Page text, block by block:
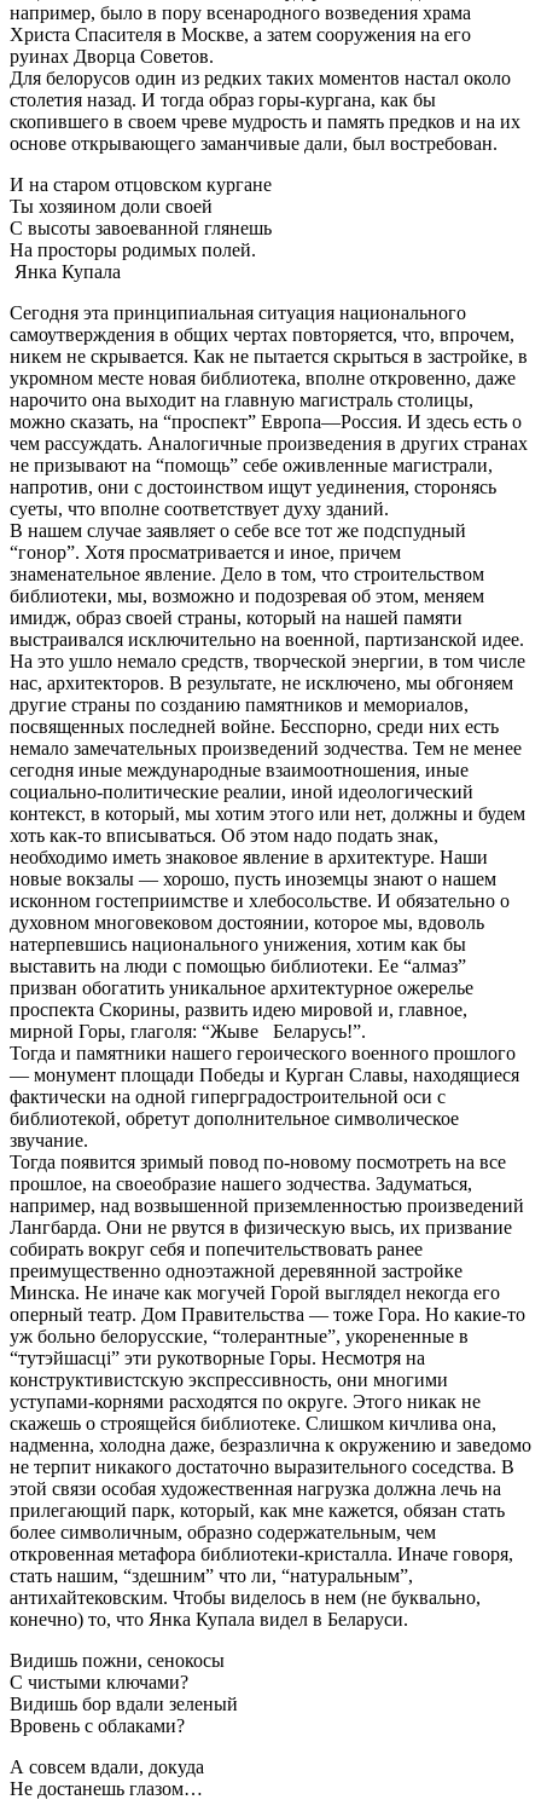
например, было в пору всенародного возведения храма
Христа Спасителя в Москве, а затем сооружения на его
руинах Дворца Советов.
Для белорусов один из редких таких моментов настал около
столетия назад. И тогда образ горы-кургана, как бы
скопившего в своем чреве мудрость и память предков и на их
основе открывающего заманчивые дали, был востребован.
И на старом отцовском кургане
Ты хозяином доли своей
С высоты завоеванной глянешь
На просторы родимых полей.
Янка Купала
Сегодня эта принципиальная ситуация национального
самоутверждения в общих чертах повторяется, что, впрочем,
никем не скрывается. Как не пытается скрыться в застройке, в
укромном месте новая библиотека, вполне откровенно, даже
нарочито она выходит на главную магистраль столицы,
можно сказать, на “проспект” Европа—Россия. И здесь есть о
чем рассуждать. Аналогичные произведения в других странах
не призывают на “помощь” себе оживленные магистрали,
напротив, они с достоинством ищут уединения, сторонясь
суеты, что вполне соответствует духу зданий.
В нашем случае заявляет о себе все тот же подспудный
“гонор”. Хотя просматривается и иное, причем
знаменательное явление. Дело в том, что строительством
библиотеки, мы, возможно и подозревая об этом, меняем
имидж, образ своей страны, который на нашей памяти
выстраивался исключительно на военной, партизанской идее.
На это ушло немало средств, творческой энергии, в том числе
нас, архитекторов. В результате, не исключено, мы обгоняем
другие страны по созданию памятников и мемориалов,
посвященных последней войне. Бесспорно, среди них есть
немало замечательных произведений зодчества. Тем не менее
сегодня иные международные взаимоотношения, иные
социально-политические реалии, иной идеологический
контекст, в который, мы хотим этого или нет, должны и будем
хоть как-то вписываться. Об этом надо подать знак,
необходимо иметь знаковое явление в архитектуре. Наши
новые вокзалы — хорошо, пусть иноземцы знают о нашем
исконном гостеприимстве и хлебосольстве. И обязательно о
духовном многовековом достоянии, которое мы, вдоволь
натерпевшись национального унижения, хотим как бы
выставить на люди с помощью библиотеки. Ее “алмаз”
призван обогатить уникальное архитектурное ожерелье
проспекта Скорины, развить идею мировой и, главное,
мирной Горы, глаголя: “Жыве Беларусь!”.
Тогда и памятники нашего героического военного прошлого
— монумент площади Победы и Курган Славы, находящиеся
фактически на одной гиперградостроительной оси с
библиотекой, обретут дополнительное символическое
звучание.
Тогда появится зримый повод по-новому посмотреть на все
прошлое, на своеобразие нашего зодчества. Задуматься,
например, над возвышенной приземленностью произведений
Лангбарда. Они не рвутся в физическую высь, их призвание
собирать вокруг себя и попечительствовать ранее
преимущественно одноэтажной деревянной застройке
Минска. Не иначе как могучей Горой выглядел некогда его
оперный театр. Дом Правительства — тоже Гора. Но какие-то
уж больно белорусские, “толерантные”, укорененные в
“тутэйшасцi” эти рукотворные Горы. Несмотря на
конструктивистскую экспрессивность, они многими
уступами-корнями расходятся по округе. Этого никак не
скажешь о строящейся библиотеке. Слишком кичлива она,
надменна, холодна даже, безразлична к окружению и заведомо
не терпит никакого достаточно выразительного соседства. В
этой связи особая художественная нагрузка должна лечь на
прилегающий парк, который, как мне кажется, обязан стать
более символичным, образно содержательным, чем
откровенная метафора библиотеки-кристалла. Иначе говоря,
стать нашим, “здешним” что ли, “натуральным”,
антихайтековским. Чтобы виделось в нем (не буквально,
конечно) то, что Янка Купала видел в Беларуси.
Видишь пожни, сенокосы
С чистыми ключами?
Видишь бор вдали зеленый
Вровень с облаками?
А совсем вдали, докуда
Не достанешь глазом…